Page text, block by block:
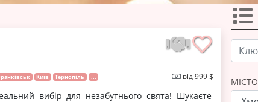
МІСТО
Київ Тернопіль ... від 999 $
вибір для незабутнього свята! Шукаєте